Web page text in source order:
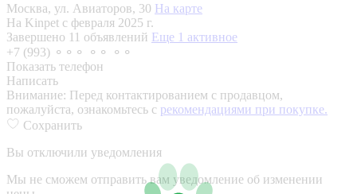
Москва, ул. Авиаторов, 30 На карте
На Kinpet c февраля 2025 г.
Завершено 11 объявлений Еще 1 активное
+7 (993) ⚬⚬⚬ ⚬⚬ ⚬⚬
Показать телефон
Написать
Внимание: Перед контактированием с продавцом,
пожалуйста, ознакомьтесь с рекомендациями при покупке.
Сохранить
Вы отключили уведомления
Мы не сможем отправить вам уведомление об изменении